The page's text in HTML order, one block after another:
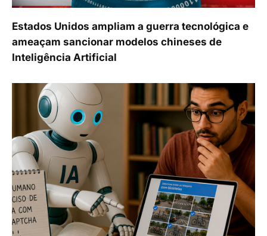
Estados Unidos ampliam a guerra tecnológica e
ameaçam sancionar modelos chineses de
Inteligência Artificial